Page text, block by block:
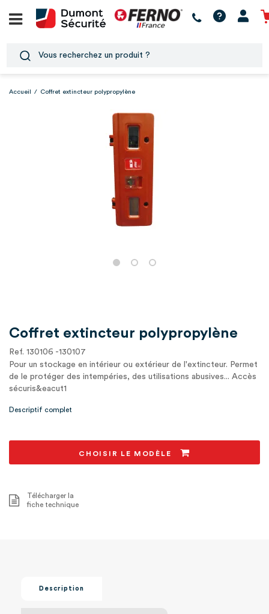
Accueil / Coffret extincteur polypropylène
Coffret extincteur polypropylène
Ref. 130106 -130107
Pour un stockage en intérieur ou extérieur de l'extincteur. Permet
de le protéger des intempéries, des utilisations abusives... Accès
sécuris&eacut1
Descriptif complet
CHOISIR LE MODÈLE
Télécharger la
fiche technique
Description